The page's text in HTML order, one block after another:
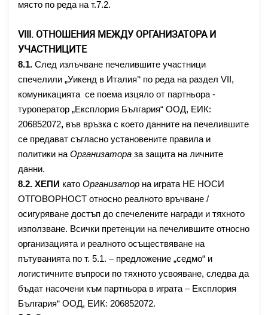
място по реда на т.7.2.
VIII. ОТНОШЕНИЯ МЕЖДУ ОРГАНИЗАТОРА И
УЧАСТНИЦИТЕ
8.1. След излъчване печелившите участници
спечелили „Уикенд в Италия’‘ по реда на раздел VII ,
комуникацията се поема изцяло от партньора -
туроператор „Експлория България“ ООД, ЕИК:
206852072, във връзка с което данните на печелившите
се предават съгласно установените правила и
политики на Организатора за защита на личните
данни.
8.2. ХЕПИ като Организатор на играта НЕ НОСИ
ОТГОВОРНОСТ относно реалното връчване /
осигуряване достъп до спечелените награди и тяхното
използване. Всички претенции на печелившите относно
организацията и реалното осъществяване на
пътуванията по т. 5.1. – предложение „седмо“ и
логистичните въпроси по тяхното усвояване, следва да
бъдат насочени към партньора в играта – Експлория
България“ ООД, ЕИК: 206852072.